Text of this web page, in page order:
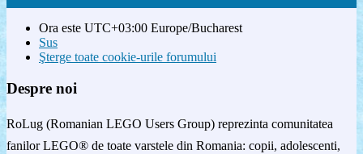
Ora este UTC+03:00 Europe/Bucharest
Sus
Şterge toate cookie-urile forumului
Despre noi
RoLug (Romanian LEGO Users Group) reprezinta comunitatea
fanilor LEGO® de toate varstele din Romania: copii, adolescenti,